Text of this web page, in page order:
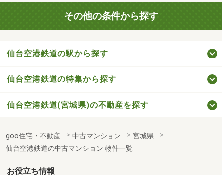
その他の条件から探す
仙台空港鉄道の駅から探す
仙台空港鉄道の特集から探す
仙台空港鉄道(宮城県)の不動産を探す
goo住宅・不動産 中古マンション
宮城県
仙台空港鉄道の中古マンション 物件一覧
お役立ち情報